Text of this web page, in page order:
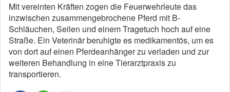
Mit vereinten Kräften zogen die Feuerwehrleute das
inzwischen zusammengebrochene Pferd mit B-
Schläuchen, Seilen und einem Tragetuch hoch auf eine
Straße. Ein Veterinär beruhigte es medikamentös, um es
von dort auf einen Pferdeanhänger zu verladen und zur
weiteren Behandlung in eine Tierarztpraxis zu
transportieren.